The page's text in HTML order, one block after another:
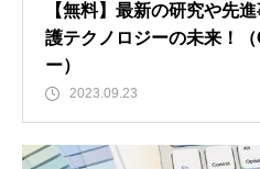
【無料】最新の研究や先
護テクノロジーの未来！
ー）
2023.09.23